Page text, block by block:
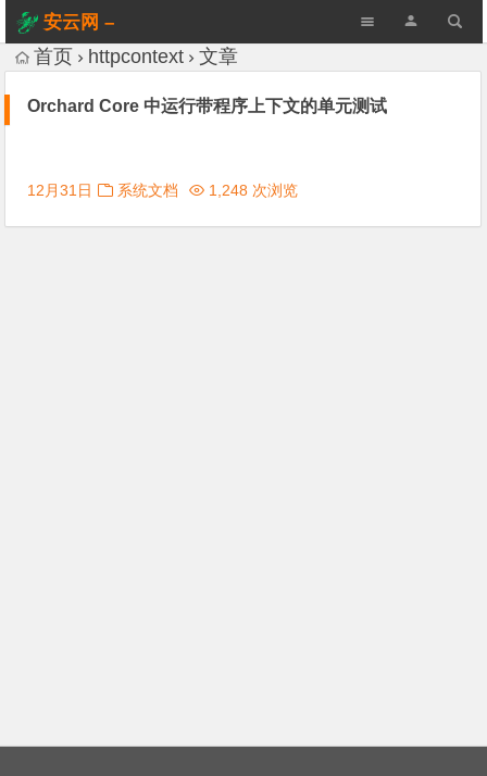
安云网 –
AnYun.ORG
首页 httpcontext 文章
Orchard Core 中运行带程序上下文的单元测试
12月31日 系统文档 1,248 次浏览